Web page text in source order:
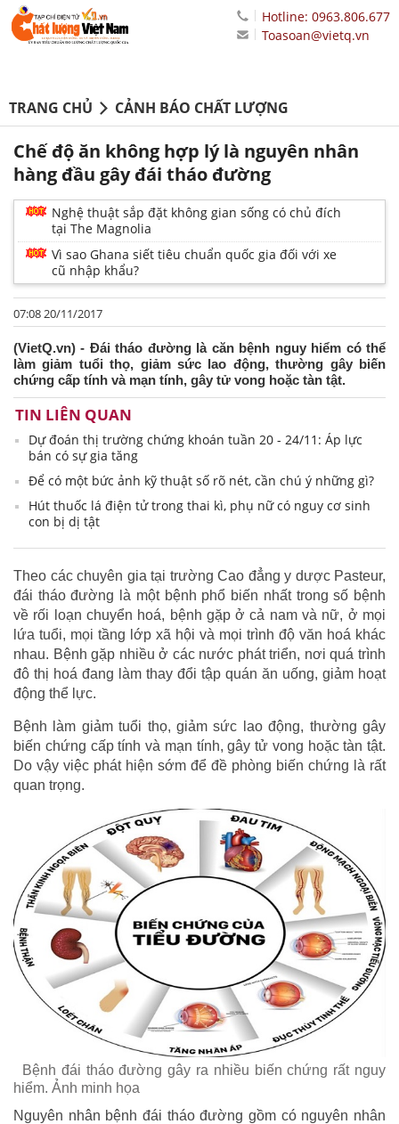
Hotline: 0963.806.677
Toasoan@vietq.vn
TRANG CHỦ CẢNH BÁO CHẤT LƯỢNG
Chế độ ăn không hợp lý là nguyên nhân
hàng đầu gây đái tháo đường
Nghệ thuật sắp đặt không gian sống có chủ đích
tại The Magnolia
Vì sao Ghana siết tiêu chuẩn quốc gia đối với xe
cũ nhập khẩu?
07:08 20/11/2017
(VietQ.vn) - Đái tháo đường là căn bệnh nguy hiểm có thể
làm giảm tuổi thọ, giảm sức lao động, thường gây biến
chứng cấp tính và mạn tính, gây tử vong hoặc tàn tật.
TIN LIÊN QUAN
Dự đoán thị trường chứng khoán tuần 20 - 24/11: Áp lực
bán có sự gia tăng
Để có một bức ảnh kỹ thuật số rõ nét, cần chú ý những gì?
Hút thuốc lá điện tử trong thai kì, phụ nữ có nguy cơ sinh
con bị dị tật
Theo các chuyên gia tại trường Cao đẳng y dược Pasteur,
đái tháo đường là một bệnh phổ biến nhất trong số bệnh
về rối loạn chuyển hoá, bệnh gặp ở cả nam và nữ, ở mọi
lứa tuổi, mọi tầng lớp xã hội và mọi trình độ văn hoá khác
nhau. Bệnh gặp nhiều ở các nước phát triển, nơi quá trình
đô thị hoá đang làm thay đổi tập quán ăn uống, giảm hoạt
động thể lực.
Bệnh làm giảm tuổi thọ, giảm sức lao động, thường gây
biến chứng cấp tính và mạn tính, gây tử vong hoặc tàn tật.
Do vậy việc phát hiện sớm để đề phòng biến chứng là rất
quan trọng.
Bệnh đái tháo đường gây ra nhiều biến chứng rất nguy
hiểm. Ảnh minh họa
Nguyên nhân bệnh đái tháo đường gồm có nguyên nhân